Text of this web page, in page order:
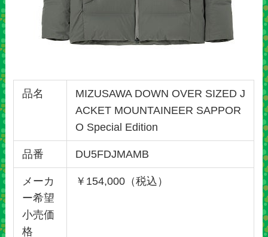
品名
MIZUSAWA DOWN OVER SIZED J
ACKET MOUNTAINEER SAPPOR
O Special Edition
品番 DU5FDJMAMB
メーカ
ー希望
小売価
格
￥154,000（税込）